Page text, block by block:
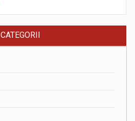
CATEGORII